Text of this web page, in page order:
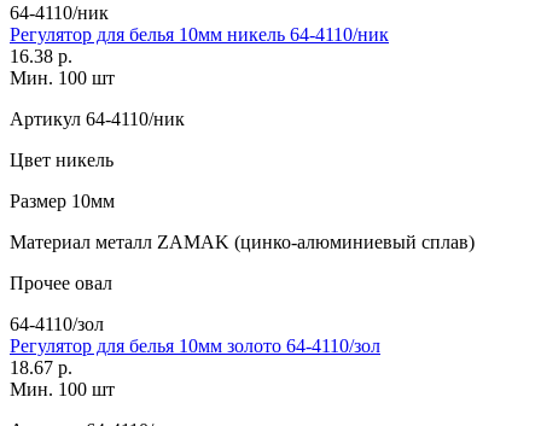
64-4110/ник
Регулятор для белья 10мм никель 64-4110/ник
16.38 р.
Мин. 100 шт
Артикул 64-4110/ник
Цвет никель
Размер 10мм
Материал металл ZAMAK (цинко-алюминиевый сплав)
Прочее овал
64-4110/зол
Регулятор для белья 10мм золото 64-4110/зол
18.67 р.
Мин. 100 шт